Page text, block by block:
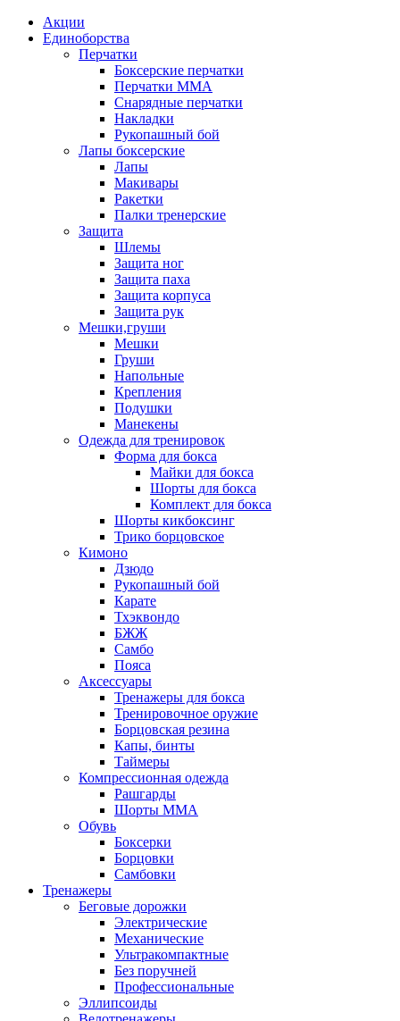
Акции
Единоборства
Перчатки
Боксерские перчатки
Перчатки ММА
Снарядные перчатки
Накладки
Рукопашный бой
Лапы боксерские
Лапы
Макивары
Ракетки
Палки тренерские
Защита
Шлемы
Защита ног
Защита паха
Защита корпуса
Защита рук
Мешки,груши
Мешки
Груши
Напольные
Крепления
Подушки
Манекены
Одежда для тренировок
Форма для бокса
Майки для бокса
Шорты для бокса
Комплект для бокса
Шорты кикбоксинг
Трико борцовское
Кимоно
Дзюдо
Рукопашный бой
Карате
Тхэквондо
БЖЖ
Самбо
Пояса
Аксессуары
Тренажеры для бокса
Тренировочное оружие
Борцовская резина
Капы, бинты
Таймеры
Компрессионная одежда
Рашгарды
Шорты MMA
Обувь
Боксерки
Борцовки
Самбовки
Тренажеры
Беговые дорожки
Электрические
Механические
Ультракомпактные
Без поручней
Профессиональные
Эллипсоиды